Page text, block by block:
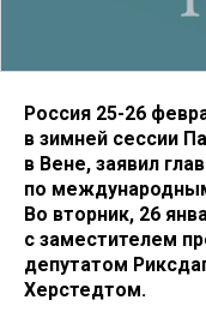
Россия 25-26
в зимней сессии
в Вене, заявил
по
Во вторник, 26
с заместителем
депутатом
Херстедтом.